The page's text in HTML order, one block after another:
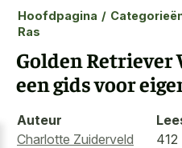
Hoofdpagina /
Ras
Golden Retriever
een gids voor
Auteur
Charlotte Zuiderveld
412